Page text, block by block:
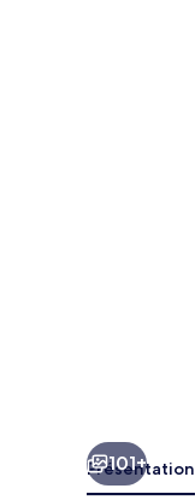
101+
Présentation